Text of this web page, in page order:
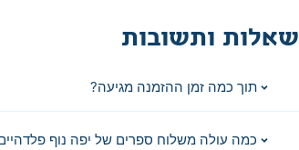
שאלות ותשובות
תוך כמה זמן ההזמנה מגיעה?
כמה עולה משלוח ספרים של יפה נוף